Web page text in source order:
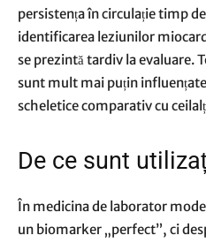
persistența în circulație timp
identificarea leziunilor
se prezintă tardiv la evaluare.
sunt mult mai puțin
scheletice comparativ cu
De ce sunt
În medicina de laborator
un biomarker „perfect”, ci